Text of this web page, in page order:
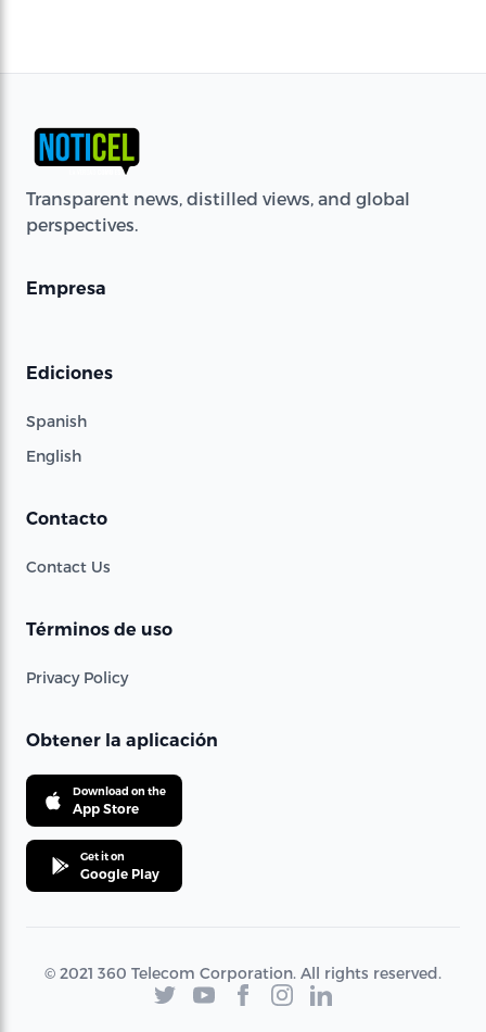
Transparent news, distilled views, and global
perspectives.
Empresa
Ediciones
Spanish
English
Contacto
Contact Us
Términos de uso
Privacy Policy
Obtener la aplicación
Download on the
App Store
Get it on
Google Play
© 2021 360 Telecom Corporation. All rights reserved.